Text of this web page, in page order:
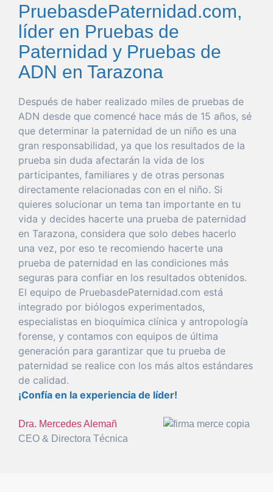
PruebasdePaternidad.com,
líder en Pruebas de
Paternidad y Pruebas de
ADN en Tarazona
Después de haber realizado miles de pruebas de
ADN desde que comencé hace más de 15 años, sé
que determinar la paternidad de un niño es una
gran responsabilidad, ya que los resultados de la
prueba sin duda afectarán la vida de los
participantes, familiares y de otras personas
directamente relacionadas con en el niño. Si
quieres solucionar un tema tan importante en tu
vida y decides hacerte una prueba de paternidad
en Tarazona, considera que solo debes hacerlo
una vez, por eso te recomiendo hacerte una
prueba de paternidad en las condiciones más
seguras para confiar en los resultados obtenidos.
El equipo de PruebasdePaternidad.com está
integrado por biólogos experimentados,
especialistas en bioquímica clínica y antropología
forense, y contamos con equipos de última
generación para garantizar que tu prueba de
paternidad se realice con los más altos estándares
de calidad.
¡Confía en la experiencia de líder!
Dra. Mercedes Alemañ
CEO & Directora Técnica